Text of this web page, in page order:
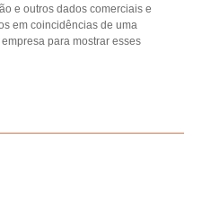
e outros dados comerciais e
em coincidências de uma
para mostrar esses